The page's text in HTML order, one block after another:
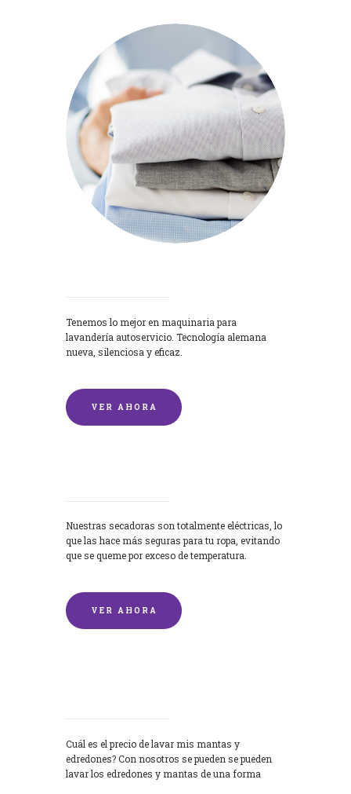
Tenemos lo mejor en maquinaria para
lavandería autoservicio. Tecnología alemana
nueva, silenciosa y eficaz.
VER AHORA
Nuestras secadoras son totalmente eléctricas, lo
que las hace más seguras para tu ropa, evitando
que se queme por exceso de temperatura.
VER AHORA
Cuál es el precio de lavar mis mantas y
edredones? Con nosotros se pueden se pueden
lavar los edredones y mantas de una forma